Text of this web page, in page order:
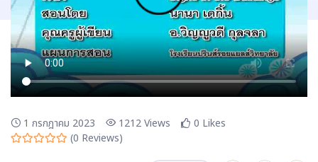
1 กรกฎาคม 2023 1212Views 0 Likes
(0 Reviews)